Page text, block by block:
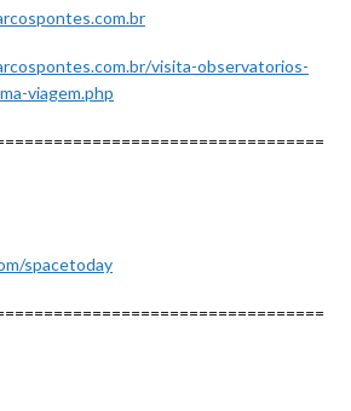
visita-observatorios-
viagem.php
spacetoday